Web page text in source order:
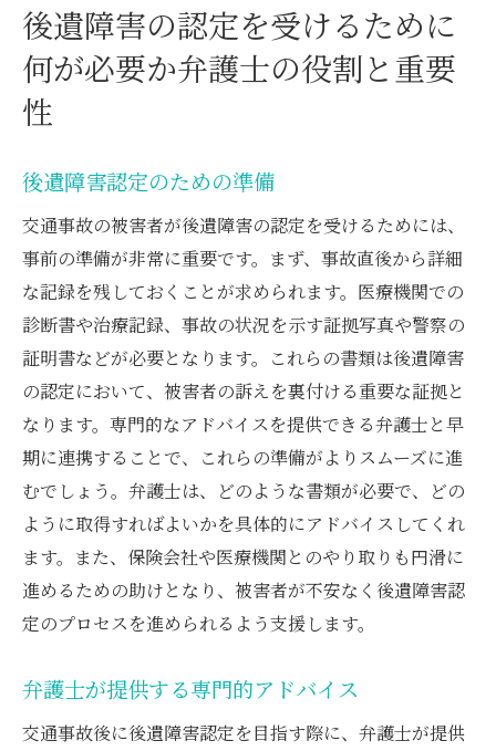
後遺障害の認定を受けるために
何が必要か弁護士の役割と重要
性
後遺障害認定のための準備
交通事故の被害者が後遺障害の認定を受けるためには、
事前の準備が非常に重要です。まず、事故直後から詳細
な記録を残しておくことが求められます。医療機関での
診断書や治療記録、事故の状況を示す証拠写真や警察の
証明書などが必要となります。これらの書類は後遺障害
の認定において、被害者の訴えを裏付ける重要な証拠と
なります。専門的なアドバイスを提供できる弁護士と早
期に連携することで、これらの準備がよりスムーズに進
むでしょう。弁護士は、どのような書類が必要で、どの
ように取得すればよいかを具体的にアドバイスしてくれ
ます。また、保険会社や医療機関とのやり取りも円滑に
進めるための助けとなり、被害者が不安なく後遺障害認
定のプロセスを進められるよう支援します。
弁護士が提供する専門的アドバイス
交通事故後に後遺障害認定を目指す際に、弁護士が提供